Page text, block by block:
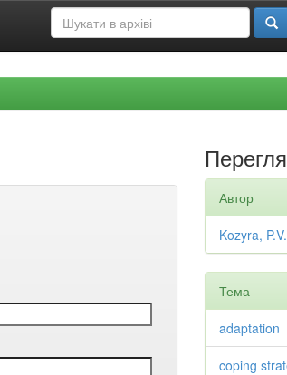
Автор
Kozyra, P.V.
Тема
adaptation
coping